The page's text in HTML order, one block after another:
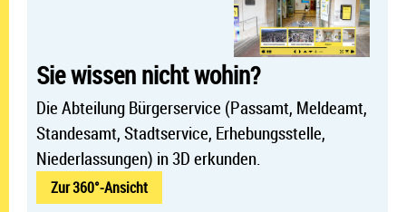
Sie wissen nicht wohin?
Die Abteilung Bürgerservice (Passamt, Meldeamt,
Standesamt, Stadtservice, Erhebungsstelle,
Niederlassungen) in 3D erkunden.
Zur 360°-Ansicht